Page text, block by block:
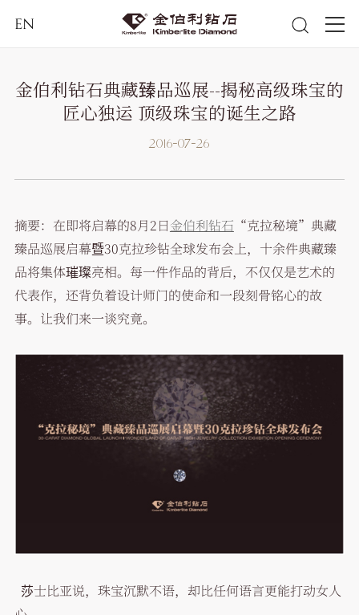
EN
金伯利钻石典藏臻品巡展--揭秘高级珠宝的
匠心独运 顶级珠宝的诞生之路
2016-07-26
摘要：在即将启幕的8月2日金伯利钻石 “克拉秘境”典藏
臻品巡展启幕暨30克拉珍钻全球发布会上，十余件典藏臻
品将集体璀璨亮相。每一件作品的背后，不仅仅是艺术的
代表作，还背负着设计师门的使命和一段刻骨铭心的故
事。让我们来一谈究竟。
莎士比亚说，珠宝沉默不语，却比任何语言更能打动女人